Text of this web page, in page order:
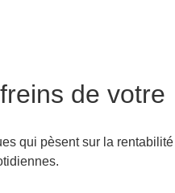
de votre
qui pèsent sur la rentabilité